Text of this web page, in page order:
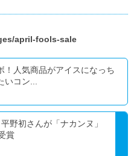
april-fools-sale
！人気商品がアイスになっち
コン...
野初さんが「ナカンヌ」
賞